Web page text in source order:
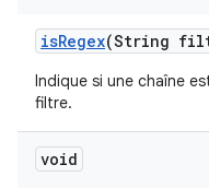
isRegex(String
Indique si une chaîne
filtre.
void